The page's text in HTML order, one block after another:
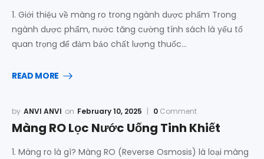
1. Giới thiệu về màng ro trong ngành dược phẩm Trong
ngành dược phẩm, nước tăng cường tính sách là yếu tố
quan trọng để đảm bảo chất lượng thuốc…
READ MORE
ANVI ANVI February 10, 2025 0 Comment
Màng RO Lọc Nước Uống Tinh Khiết
1. Màng ro là gì? Màng RO (Reverse Osmosis) là loại màng